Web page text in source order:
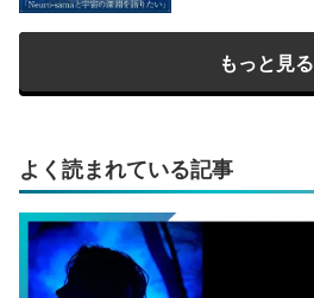
もっと見る
よく読まれている記事